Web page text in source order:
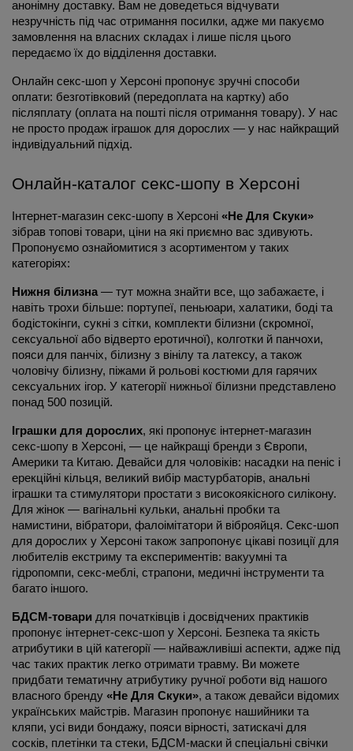
анонімну доставку. Вам не доведеться відчувати
незручність під час отримання посилки, адже ми пакуємо
замовлення на власних складах і лише після цього
передаємо їх до відділення доставки.
Онлайн секс-шоп у Херсоні пропонує зручні способи
оплати: безготівковий (передоплата на картку) або
післяплату (оплата на пошті після отримання товару). У нас
не просто продаж іграшок для дорослих — у нас найкращий
індивідуальний підхід.
Онлайн-каталог секс-шопу в Херсоні
Інтернет-магазин секс-шопу в Херсоні «Не Для Скуки»
зібрав топові товари, ціни на які приємно вас здивують.
Пропонуємо ознайомитися з асортиментом у таких
категоріях:
Нижня білизна — тут можна знайти все, що забажаєте, і
навіть трохи більше: портупеї, пеньюари, халатики, боді та
бодістокінги, сукні з сітки, комплекти білизни (скромної,
сексуальної або відверто еротичної), колготки й панчохи,
пояси для панчіх, білизну з вінілу та латексу, а також
чоловічу білизну, піжами й рольові костюми для гарячих
сексуальних ігор. У категорії нижньої білизни представлено
понад 500 позицій.
Іграшки для дорослих, які пропонує інтернет-магазин
секс-шопу в Херсоні, — це найкращі бренди з Європи,
Америки та Китаю. Девайси для чоловіків: насадки на пеніс і
ерекційні кільця, великий вибір мастурбаторів, анальні
іграшки та стимулятори простати з високоякісного силікону.
Для жінок — вагінальні кульки, анальні пробки та
намистини, вібратори, фалоімітатори й віброяйця. Секс-шоп
для дорослих у Херсоні також запропонує цікаві позиції для
любителів екстриму та експериментів: вакуумні та
гідропомпи, секс-меблі, страпони, медичні інструменти та
багато іншого.
БДСМ-товари для початківців і досвідчених практиків
пропонує інтернет-секс-шоп у Херсоні. Безпека та якість
атрибутики в цій категорії — найважливіші аспекти, адже під
час таких практик легко отримати травму. Ви можете
придбати тематичну атрибутику ручної роботи від нашого
власного бренду «Не Для Скуки», а також девайси відомих
українських майстрів. Магазин пропонує нашийники та
кляпи, усі види бондажу, пояси вірності, затискачі для
сосків, плетінки та стеки, БДСМ-маски й спеціальні свічки